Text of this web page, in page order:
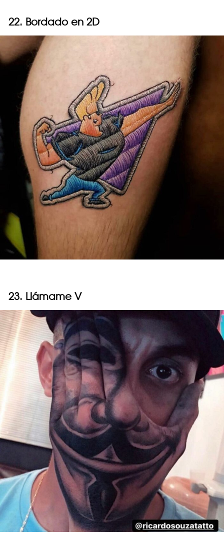
22. Bordado en 2D
23. Llámame V